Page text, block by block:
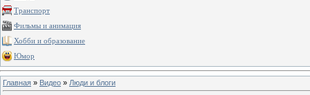
Транспорт
Фильмы и анимация
Хобби и образование
Юмор
Главная » Видео » Люди и блоги